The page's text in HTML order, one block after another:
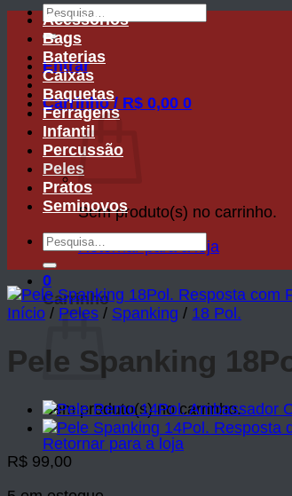
Pesquisar
por:
Entrar
Carrinho / R$ 0,00 0
Sem produto(s) no carrinho.
Retornar para a loja
0
Carrinho
Sem produto(s) no carrinho.
Retornar para a loja
Acessórios
Bags
Baterias
Caixas
Baquetas
Ferragens
Infantil
Percussão
Peles
Pratos
Seminovos
Pesquisar
Início / Peles / Spanking / 18 Pol.
Pele Spanking
R$ 99,00